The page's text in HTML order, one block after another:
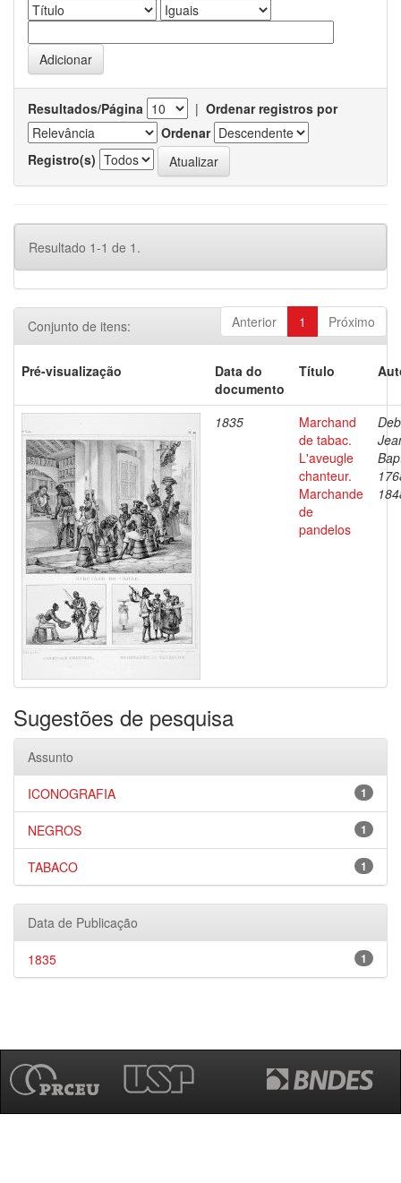
Resultados/Página | Ordenar registros por
Ordenar
Registro(s)
Resultado 1-1 de 1.
Anterior 1 Próximo
Conjunto de itens:
Pré-visualização
Data do
documento
Título
1835
Marchand
de tabac.
L'aveugle
chanteur.
Marchande
de
pandelos
Sugestões de pesquisa
Assunto
1
ICONOGRAFIA
1
NEGROS
1
TABACO
Data de Publicação
1
1835